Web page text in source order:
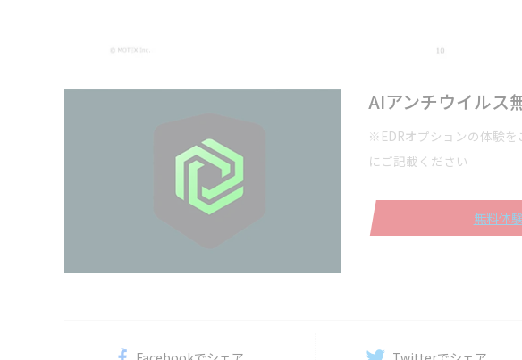
AIアンチウイルス
※EDRオプションの体験
にご記載ください
無料体